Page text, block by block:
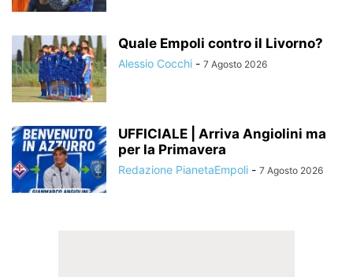
Quale Empoli contro il Livorno?
Alessio Cocchi - 7 Agosto 2026
UFFICIALE | Arriva Angiolini ma
per la Primavera
Redazione PianetaEmpoli - 7 Agosto 2026